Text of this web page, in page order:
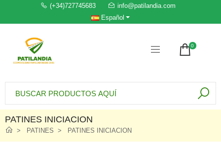
(+34)727745683
info@patilandia.com
Español
0
PATINES INICIACION
PATINES PATINES INICIACION